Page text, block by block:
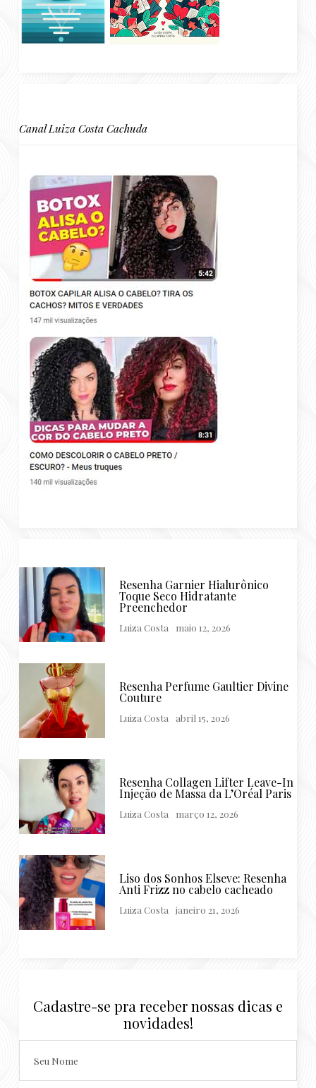
Canal Luiza Costa Cachuda
Resenha Garnier Hialurônico
Toque Seco Hidratante
Preenchedor
Luiza Costa maio 12, 2026
Resenha Perfume Gaultier Divine
Couture
Luiza Costa abril 15, 2026
Resenha Collagen Lifter Leave-In
Injeção de Massa da L’Oréal Paris
Luiza Costa março 12, 2026
Liso dos Sonhos Elseve: Resenha
Anti Frizz no cabelo cacheado
Luiza Costa janeiro 21, 2026
Cadastre-se pra receber nossas dicas e
novidades!
Seu Nome